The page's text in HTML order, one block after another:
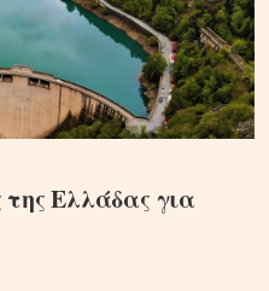
της Ελλάδας για